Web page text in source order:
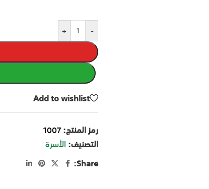
-
+
Add to wishlist
رمز المنتج:1007
التصنيف:الأسرة
Share: